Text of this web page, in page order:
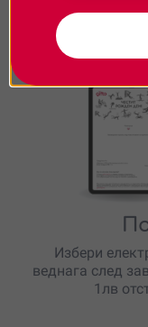
Избери
веднага след
1лв